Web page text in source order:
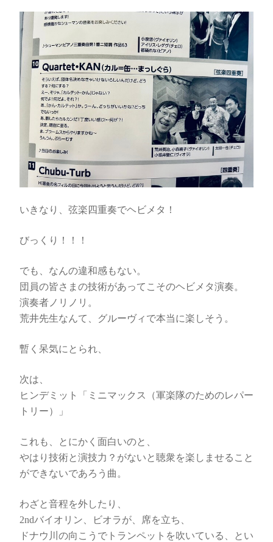
いきなり、弦楽四重奏でヘビメタ！
びっくり！！！
でも、なんの違和感もない。
団員の皆さまの技術があってこそのヘビメタ演奏。
演奏者ノリノリ。
荒井先生なんて、グルーヴィで本当に楽しそう。
暫く呆気にとられ、
次は、
ヒンデミット「ミニマックス（軍楽隊のためのレパー
トリー）」
これも、とにかく面白いのと、
やはり技術と演技力？がないと聴衆を楽しませること
ができないであろう曲。
わざと音程を外したり、
2ndバイオリン、ビオラが、席を立ち、
ドナウ川の向こうでトランペットを吹いている、とい